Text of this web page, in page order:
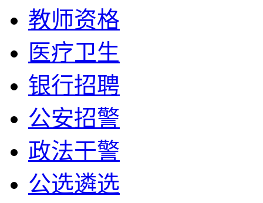
教师资格
医疗卫生
银行招聘
公安招警
政法干警
公选遴选